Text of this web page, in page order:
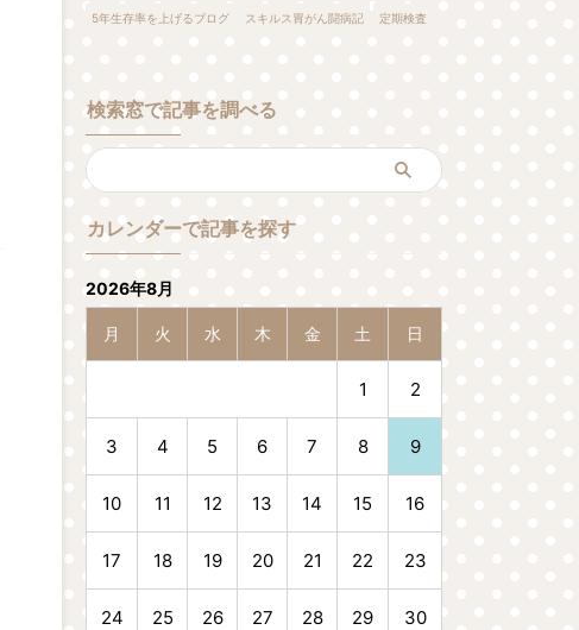
5年生存率を上げるブログ スキルス胃がん闘病記 定期検査
検索窓で記事を調べる
カレンダーで記事を探す
2026年8月
月 火 水 木 金 土 日
1 2
3 4 5 6 7 8 9
10 11 12 13 14 15 16
17 18 19 20 21 22 23
24 25 26 27 28 29 30